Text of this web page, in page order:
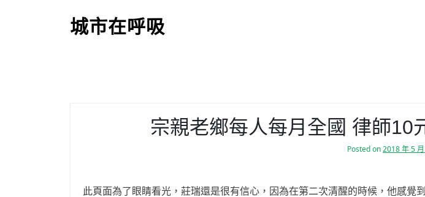
城市在呼吸
宗親老鄉每人每月全國 律師10
Posted on2018 年 5
此頁面為了眼睛看光，莊瑞還是很有信心，因為在第二次清醒的時候，他感